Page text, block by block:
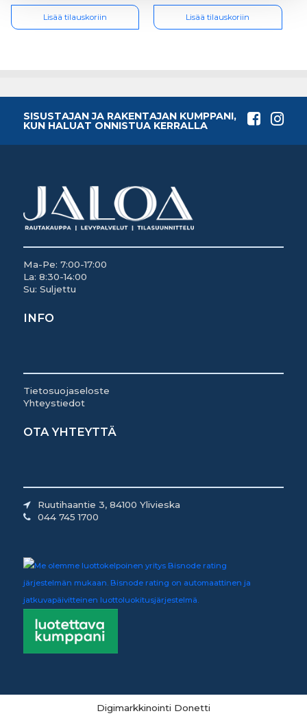
Lisää tilauskoriin Lisää tilauskoriin
SISUSTAJAN JA RAKENTAJAN KUMPPANI,
KUN HALUAT ONNISTUA KERRALLA
Ma-Pe: 7:00-17:00
La: 8:30-14:00
Su: Suljettu
INFO
Tietosuojaseloste
Yhteystiedot
OTA YHTEYTTÄ
Ruutihaantie 3, 84100 Ylivieska
044 745 1700
Digimarkkinointi Donetti